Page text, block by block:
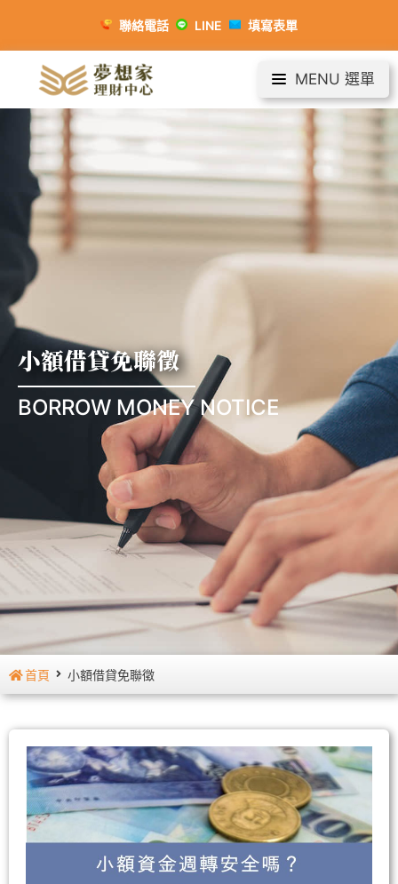
聯絡電話 LINE 填寫表單
MENU 選單
小額借貸免聯徵
BORROW MONEY NOTICE
首頁 小額借貸免聯徵